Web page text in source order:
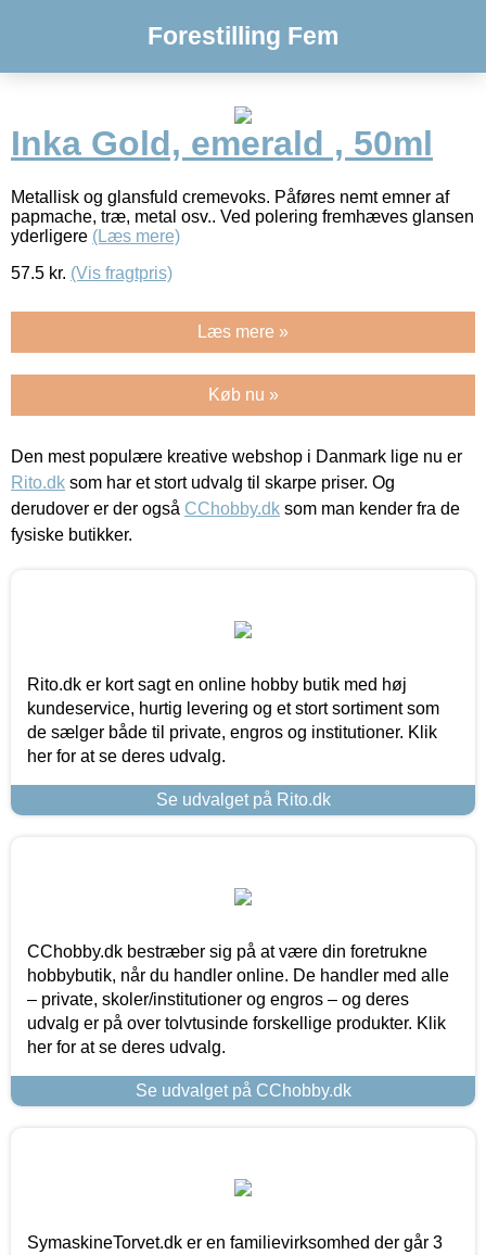
Forestilling Fem
Inka Gold, emerald , 50ml
Metallisk og glansfuld cremevoks. Påføres nemt emner af
papmache, træ, metal osv.. Ved polering fremhæves glansen
yderligere (Læs mere)
57.5 kr. (Vis fragtpris)
Læs mere »
Køb nu »
Den mest populære kreative webshop i Danmark lige nu er
Rito.dk som har et stort udvalg til skarpe priser. Og
derudover er der også CChobby.dk som man kender fra de
fysiske butikker.
Rito.dk er kort sagt en online hobby butik med høj
kundeservice, hurtig levering og et stort sortiment som
de sælger både til private, engros og institutioner. Klik
her for at se deres udvalg.
Se udvalget på Rito.dk
CChobby.dk bestræber sig på at være din foretrukne
hobbybutik, når du handler online. De handler med alle
– private, skoler/institutioner og engros – og deres
udvalg er på over tolvtusinde forskellige produkter. Klik
her for at se deres udvalg.
Se udvalget på CChobby.dk
SymaskineTorvet.dk er en familievirksomhed der går 3